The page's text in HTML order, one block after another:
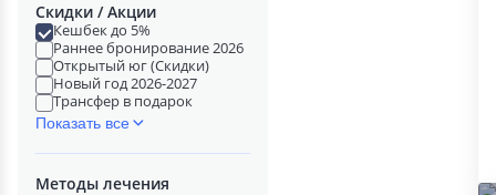
Скидки / Акции
Кешбек до 5%
Раннее бронирование 2026
Открытый юг (Скидки)
Новый год 2026-2027
Трансфер в подарок
Показать все
Методы лечения